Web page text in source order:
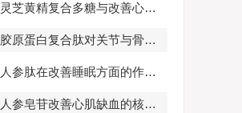
灵芝黄精复合多糖与改善心肺功能的机制及临床应用分析
胶原蛋白复合肽对关节与骨骼的作用,胶原蛋白复合肽效果怎么样?
人参肽在改善睡眠方面的作用机制及应用分析
人参皂苷改善心肌缺血的核心机制,应用效果怎么样？